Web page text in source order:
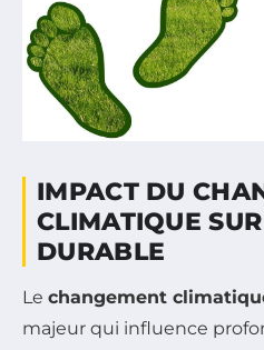
IMPACT DU
CLIMATIQUE
DURABLE
Le changement
majeur qui influence